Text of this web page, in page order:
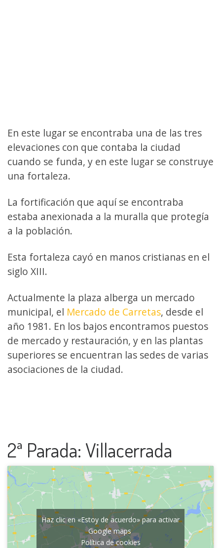
En este lugar se encontraba una de las tres
elevaciones con que contaba la ciudad
cuando se funda, y en este lugar se construye
una fortaleza.
La fortificación que aquí se encontraba
estaba anexionada a la muralla que protegía
a la población.
Esta fortaleza cayó en manos cristianas en el
siglo XIII.
Actualmente la plaza alberga un mercado
municipal, el Mercado de Carretas, desde el
año 1981. En los bajos encontramos puestos
de mercado y restauración, y en las plantas
superiores se encuentran las sedes de varias
asociaciones de la ciudad. ​
2ª Parada: Villacerrada
Haz clic en «Estoy de acuerdo» para activar
Google maps
Política de cookies